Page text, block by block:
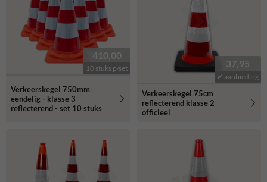
410,00
10 stuks p/set
Verkeerskegel 750mm
eendelig - klasse 3
reflecterend - set 10 stuks
37,95
✔ aanbieding
Verkeerskegel 75cm
reflecterend klasse 2
officieel